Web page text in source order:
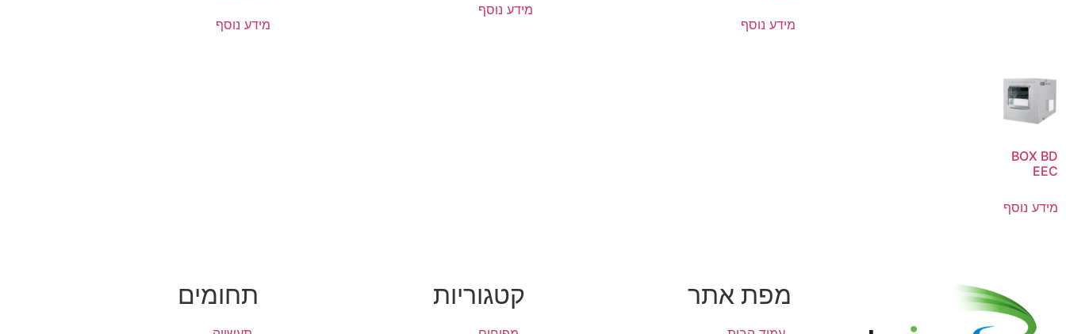
מידע נוסף
מידע נוסף
מידע נוסף
BOX BD
EEC
מידע נוסף
מפת אתר קטגוריות תחומים